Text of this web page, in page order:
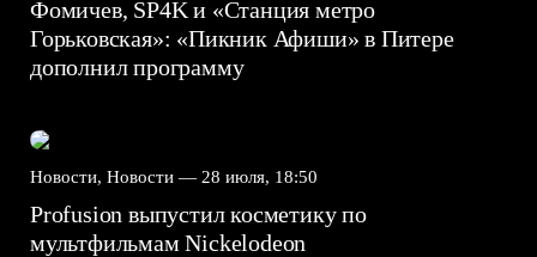
Фомичев, SP4K и «Станция метро
Горьковская»: «Пикник Афиши» в Питере
дополнил программу
Новости, Новости — 28 июля, 18:50
Profusion выпустил косметику по
мультфильмам Nickelodeon